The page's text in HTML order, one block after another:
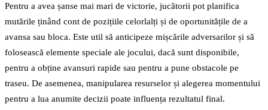
Pentru a avea șanse mai mari de victorie, jucătorii pot planifica
mutările ținând cont de pozițiile celorlalți și de oportunitățile de a
avansa sau bloca. Este util să anticipeze mișcările adversarilor și să
folosească elemente speciale ale jocului, dacă sunt disponibile,
pentru a obține avansuri rapide sau pentru a pune obstacole pe
traseu. De asemenea, manipularea resurselor și alegerea momentului
pentru a lua anumite decizii poate influența rezultatul final.